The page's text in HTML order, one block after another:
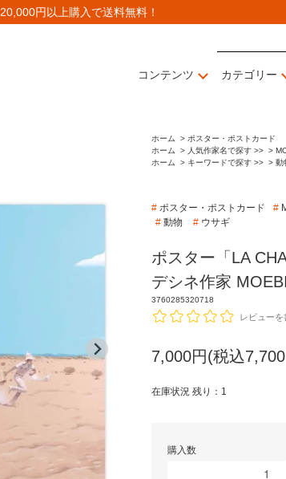
20,000円以上購入で送料無料！
コンテンツ カテゴリー
ホーム > ポスター・ポストカード
ホーム
> 人気作家名で探す >> >
ホーム
> キーワードで探す >> > 動
# ポスター・ポストカード #
# 動物 # ウサギ
ポスター「LA
デシネ作家
3760285320718
レビューを
7,000円(税込
在庫状況 残り：1
購入数